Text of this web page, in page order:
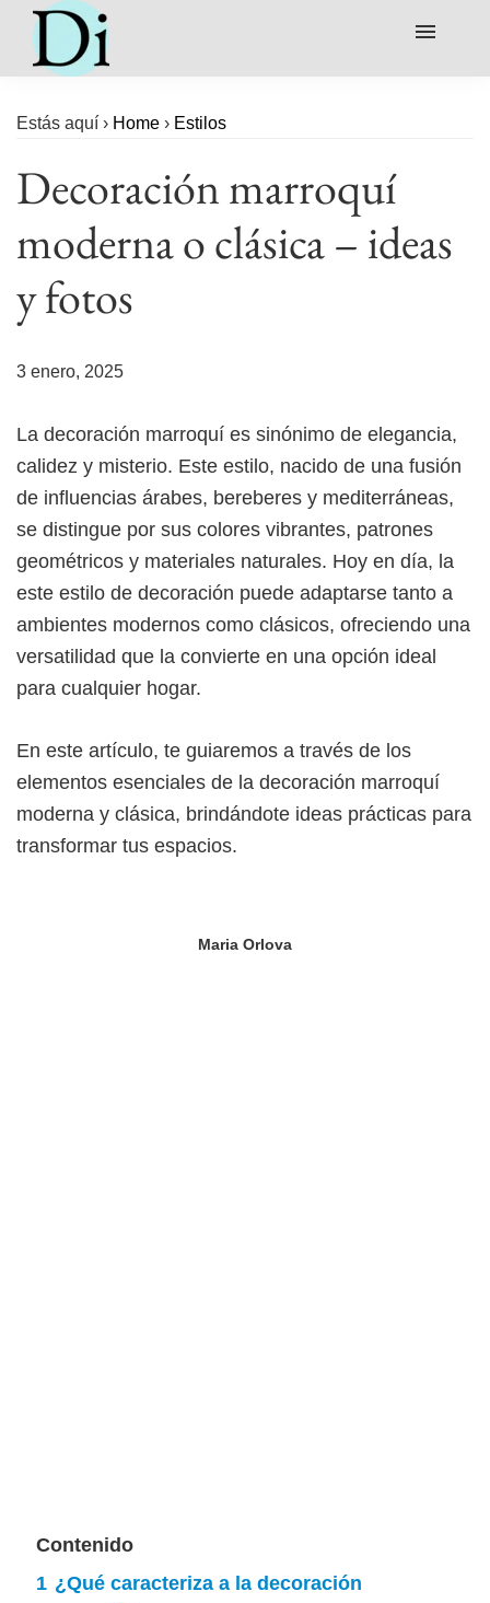
Colores
Comedor
Dormitorio
Estás aquí › Home › Estilos
Decoración marroquí
moderna o clásica – ideas
y fotos
3 enero, 2025
La decoración marroquí es sinónimo de elegancia,
calidez y misterio. Este estilo, nacido de una fusión
de influencias árabes, bereberes y mediterráneas,
se distingue por sus colores vibrantes, patrones
geométricos y materiales naturales. Hoy en día, la
este estilo de decoración puede adaptarse tanto a
ambientes modernos como clásicos, ofreciendo una
versatilidad que la convierte en una opción ideal
para cualquier hogar.
En este artículo, te guiaremos a través de los
elementos esenciales de la decoración marroquí
moderna y clásica, brindándote ideas prácticas para
transformar tus espacios.
Maria Orlova
Contenido
1 ¿Qué caracteriza a la decoración